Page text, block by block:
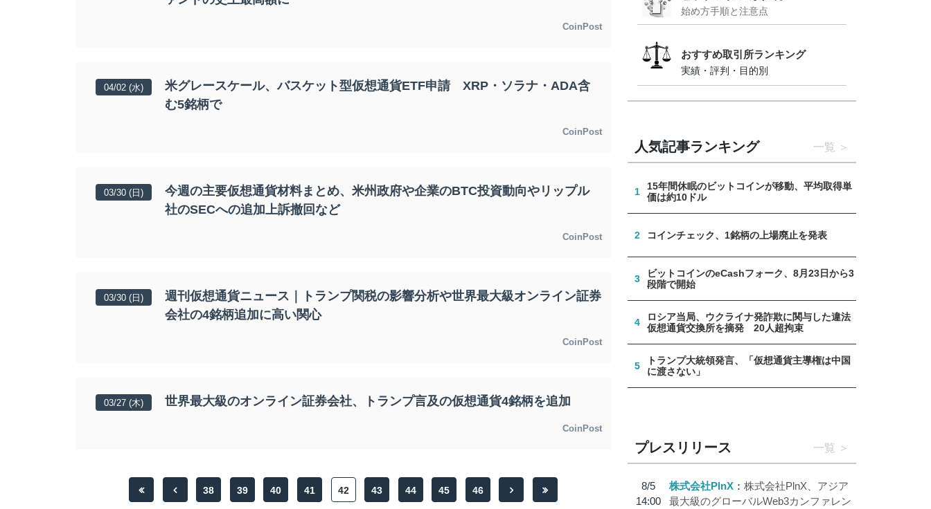
CoinPost
04/02 (水)
米グレースケール、バスケット型仮想通貨ETF申請 XRP・ソラナ・ADA含
む5銘柄で
CoinPost
03/30 (日)
今週の主要仮想通貨材料まとめ、米州政府や企業のBTC投資動向やリップル
社のSECへの追加上訴撤回など
CoinPost
03/30 (日)
週刊仮想通貨ニュース｜トランプ関税の影響分析や世界最大級オンライン証券
会社の4銘柄追加に高い関心
CoinPost
03/27 (木) 世界最大級のオンライン証券会社、トランプ言及の仮想通貨4銘柄を追加
CoinPost
38 39 40 41 42 43 44 45 46
始め方手順と注意点
おすすめ取引所ランキング
実績・評判・目的別
人気記事ランキング 一覧
1
15年間休眠のビットコインが移動、平均取得単
価は約10ドル
2 コインチェック、1銘柄の上場廃止を発表
3
ビットコインのeCashフォーク、8月23日から3
段階で開始
4
ロシア当局、ウクライナ発詐欺に関与した違法
仮想通貨交換所を摘発 20人超拘束
5
トランプ大統領発言、「仮想通貨主導権は中国
に渡さない」
プレスリリース 一覧
8/5
14:00
株式会社PlnX
株式会社PlnX、アジア
最大級のグローバルWeb3カンファレン